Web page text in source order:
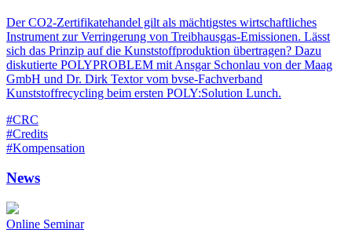
Der CO2-Zertifikatehandel gilt als mächtigstes wirtschaftliches
Instrument zur Verringerung von Treibhausgas-Emissionen. Lässt
sich das Prinzip auf die Kunststoffproduktion übertragen? Dazu
diskutierte POLYPROBLEM mit Ansgar Schonlau von der Maag
GmbH und Dr. Dirk Textor vom bvse-Fachverband
Kunststoffrecycling beim ersten POLY:Solution Lunch.
#CRC
#Credits
#Kompensation
News
Online Seminar